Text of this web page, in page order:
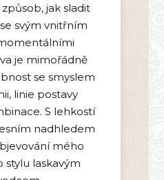
jak sladit
svým vnitřním
je mimořádně
se smyslem
linie postavy
S lehkostí
nadhledem
mého
stylu laskavým